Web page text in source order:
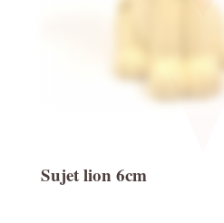
Sujet lion 6cm